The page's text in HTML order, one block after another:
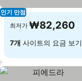
인기 만점
최저가 ₩82,260
7개 사이트의 요금 보기